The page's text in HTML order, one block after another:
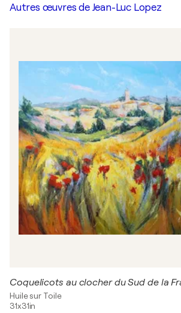
Autres œuvres de Jean-Luc Lopez
Coquelicots au clocher du Sud de la
Huile sur Toile
31x31in